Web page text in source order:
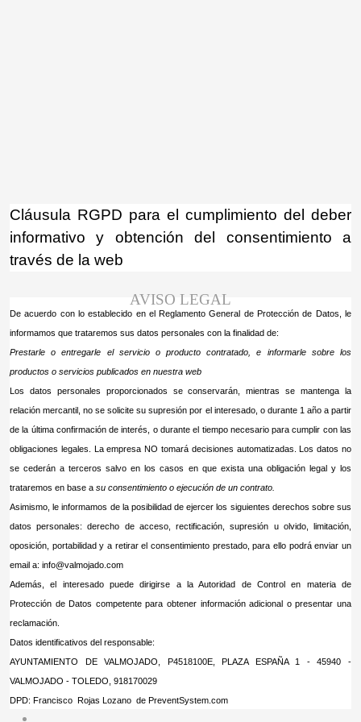
Cláusula RGPD para el cumplimiento del deber
informativo y obtención del consentimiento a
través de la web
AVISO LEGAL
De acuerdo con lo establecido en el Reglamento General de Protección de Datos, le
informamos que trataremos sus datos personales con la finalidad de:
Prestarle o entregarle el servicio o producto contratado, e informarle sobre los
productos o servicios publicados en nuestra web
Los datos personales proporcionados se conservarán, mientras se mantenga la
relación mercantil, no se solicite su supresión por el interesado, o durante 1 año a partir
de la última confirmación de interés, o durante el tiempo necesario para cumplir con las
obligaciones legales. La empresa NO tomará decisiones automatizadas. Los datos no
se cederán a terceros salvo en los casos en que exista una obligación legal y los
trataremos en base a su consentimiento o ejecución de un contrato
Asimismo, le informamos de la posibilidad de ejercer los siguientes derechos sobre sus
datos personales: derecho de acceso, rectificación, supresión u olvido, limitación,
oposición, portabilidad y a retirar el consentimiento prestado, para ello podrá enviar un
email a: info@valmojado.com
Además, el interesado puede dirigirse a la Autoridad de Control en materia de
Protección de Datos competente para obtener información adicional o presentar una
reclamación.
Datos identificativos del responsable:
AYUNTAMIENTO DE VALMOJADO, P4518100E, PLAZA ESPAÑA 1 - 45940 -
VALMOJADO - TOLEDO, 918170029
DPD: Francisco Rojas Lozano de PreventSystem.com